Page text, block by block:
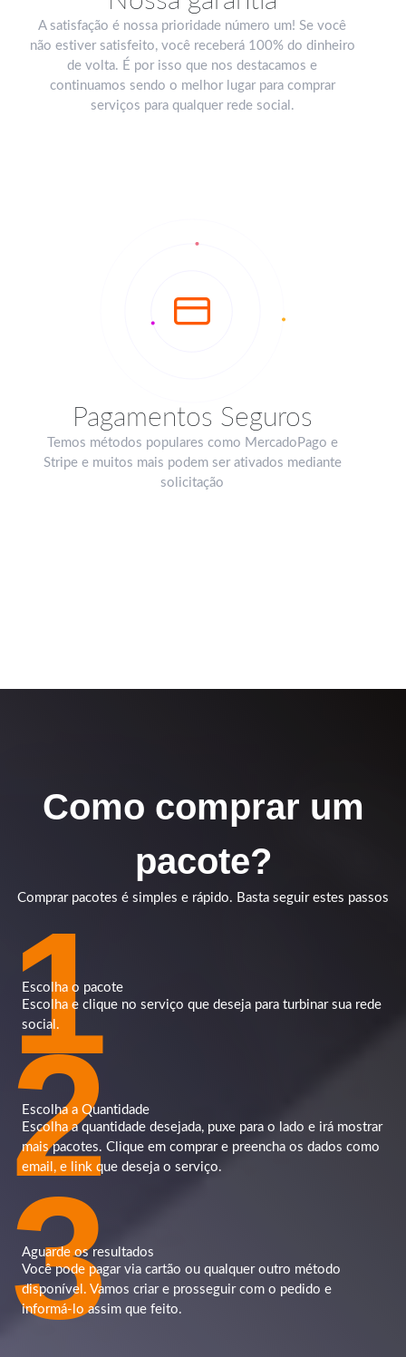
A satisfação é nossa prioridade número um! Se você
não estiver satisfeito, você receberá 100% do dinheiro
de volta. É por isso que nos destacamos e
continuamos sendo o melhor lugar para comprar
serviços para qualquer rede social.
Pagamentos Seguros
Temos métodos populares como MercadoPago e
Stripe e muitos mais podem ser ativados mediante
solicitação
Como comprar um
pacote?
Comprar pacotes é simples e rápido. Basta seguir estes passos
Escolha o pacote
Escolha e clique no serviço que deseja para turbinar sua rede
social.
1
Escolha a Quantidade
Escolha a quantidade desejada, puxe para o lado e irá mostrar
mais pacotes. Clique em comprar e preencha os dados como
email, e link que deseja o serviço.
2
Aguarde os resultados
Você pode pagar via cartão ou qualquer outro método
disponível. Vamos criar e prosseguir com o pedido e
informá-lo assim que feito.
3